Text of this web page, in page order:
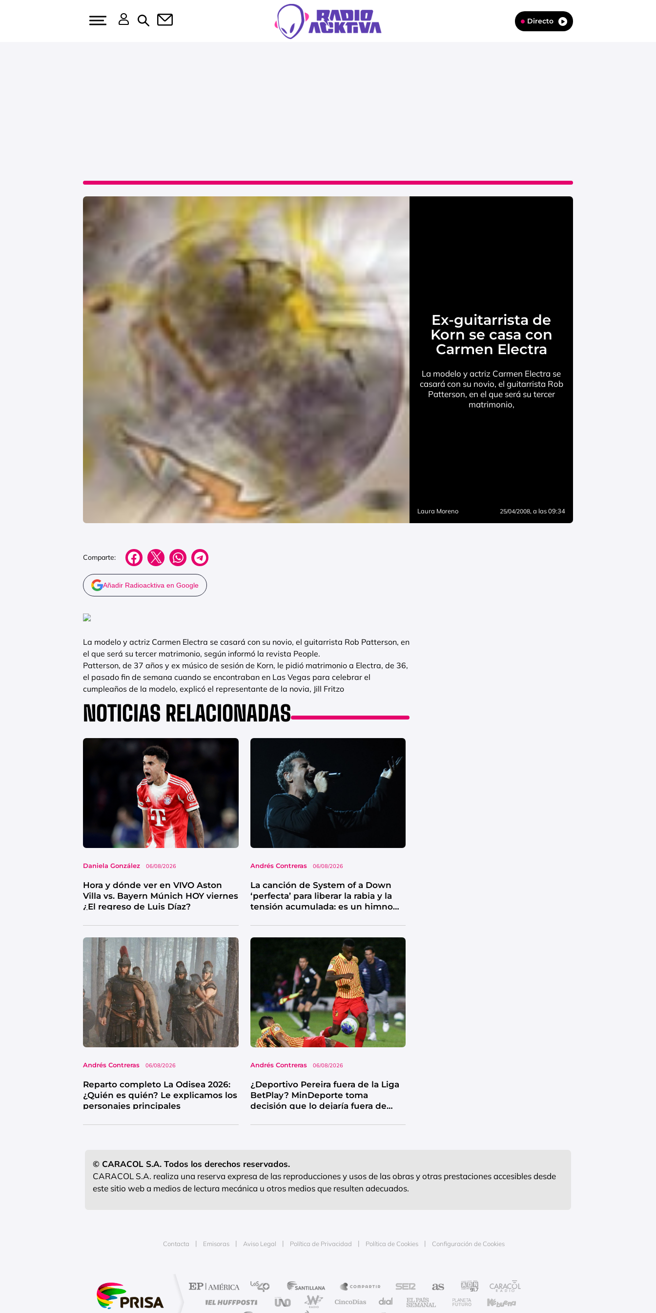
Directo
Ex-guitarrista de
Korn se casa con
Carmen Electra
La modelo y actriz Carmen Electra se
casará con su novio, el guitarrista Rob
Patterson, en el que será su tercer
matrimonio,
Laura Moreno 25/04/2008, a las 09:34
Comparte:
Añadir Radioacktiva en Google
La modelo y actriz Carmen Electra se casará con su novio, el guitarrista Rob Patterson, en
el que será su tercer matrimonio, según informó la revista People.
Patterson, de 37 años y ex músico de sesión de Korn, le pidió matrimonio a Electra, de 36,
el pasado fin de semana cuando se encontraban en Las Vegas para celebrar el
cumpleaños de la modelo, explicó el representante de la novia, Jill Fritzo
NOTICIAS RELACIONADAS
Daniela González 06/08/2026
Hora y dónde ver en VIVO Aston
Villa vs. Bayern Múnich HOY viernes
¿El regreso de Luis Díaz?
Andrés Contreras 06/08/2026
La canción de System of a Down
‘perfecta’ para liberar la rabia y la
tensión acumulada: es un himno
Andrés Contreras 06/08/2026
Reparto completo La Odisea 2026:
¿Quién es quién? Le explicamos los
personajes principales
Andrés Contreras 06/08/2026
¿Deportivo Pereira fuera de la Liga
BetPlay? MinDeporte toma
decisión que lo dejaría fuera de
© CARACOL S.A. Todos los derechos reservados.
CARACOL S.A. realiza una reserva expresa de las reproducciones y usos de las obras y otras prestaciones accesibles desde
este sitio web a medios de lectura mecánica u otros medios que resulten adecuados.
Contacta Emisoras Aviso Legal Política de Privacidad Política de Cookies Configuración de Cookies